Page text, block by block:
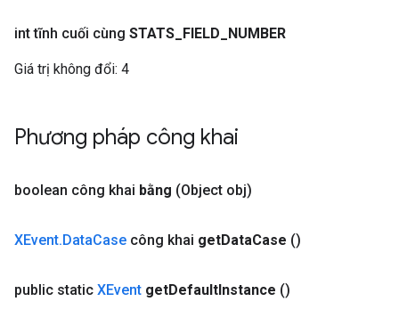
int tĩnh cuối cùng STATS FIELD NUMBER
Giá trị không đổi: 4
Phương pháp công khai
boolean công khai bằng (Object obj)
XEvent.DataCase công khai getDataCase ()
public static XEvent getDefaultInstance ()